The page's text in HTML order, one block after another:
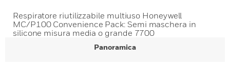
Respiratore riutilizzabile multiuso Honeywell
MC/P100 Convenience Pack: Semi maschera in
silicone misura media o grande 7700
Panoramica